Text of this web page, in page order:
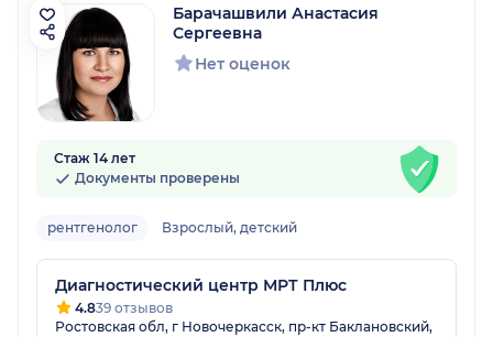
Барачашвили Анастасия
Сергеевна
Нет оценок
Стаж 14 лет
Документы проверены
рентгенолог Взрослый, детский
Диагностический центр МРТ Плюс
4.839 отзывов
Ростовская обл, г Новочеркасск, пр-кт Баклановский,